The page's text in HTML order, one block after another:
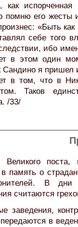
как
помню его жесты
«Быть
себе того
ибо
в этом один
Сандино я пришел
в том, что в
Таков
/33/
поста,
в память о
В дни
считаются
заведения,
в